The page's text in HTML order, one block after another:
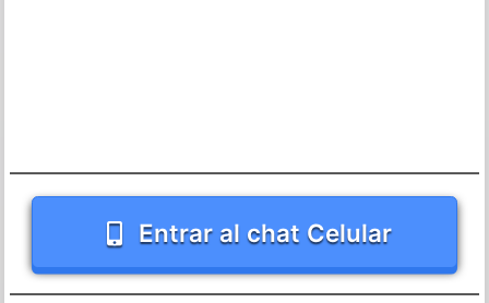
Entrar al chat Celular